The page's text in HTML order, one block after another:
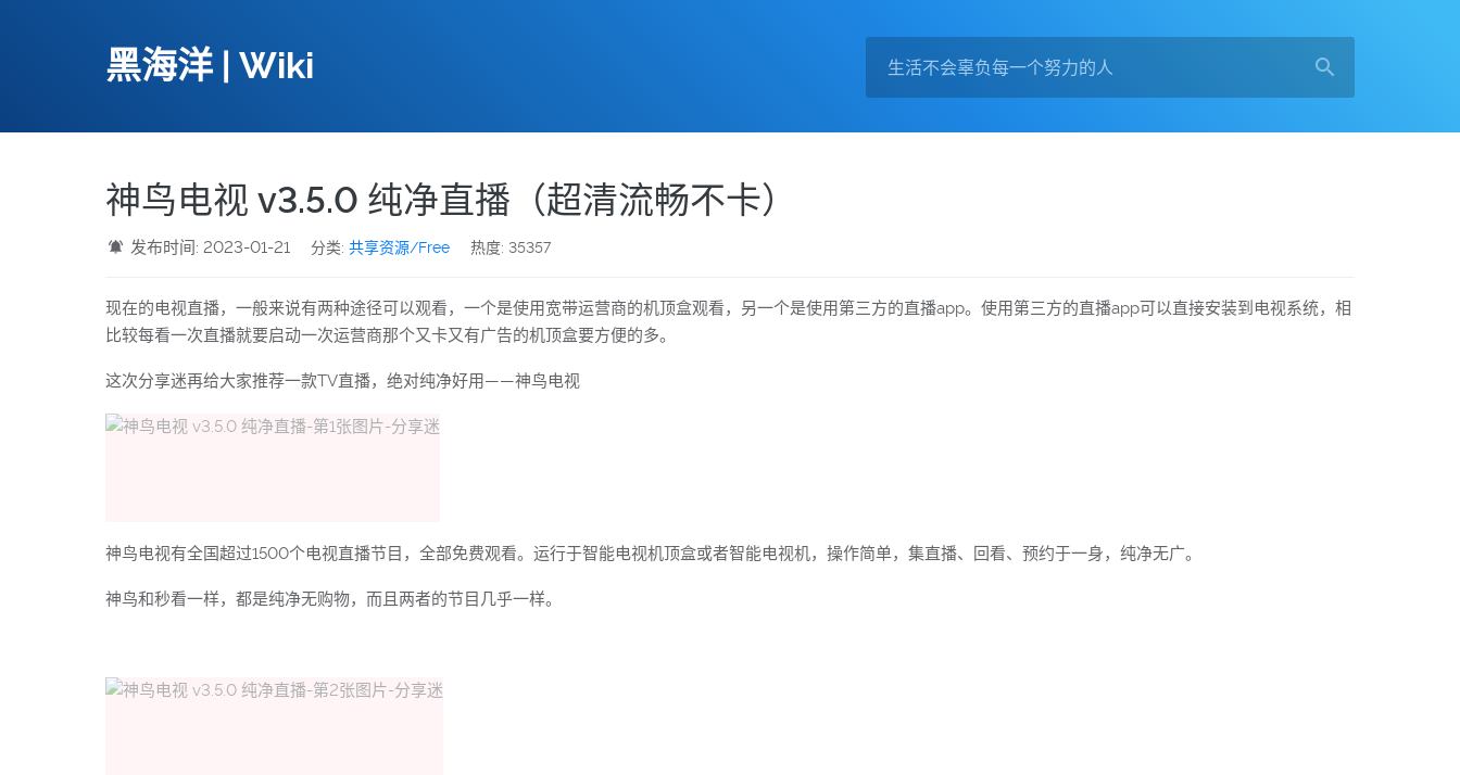
黑海洋 | Wiki
神鸟电视 v3.5.0 纯净直播（超清流畅不卡）
发布时间: 2023-01-21 分类:共享资源/Free 热度: 35357
现在的电视直播，一般来说有两种途径可以观看，一个是使用宽带运营商的机顶盒观看，另一个是使用第三方的直播app。使用第三方的直播app可以直接安装到电视系统，相
比较每看一次直播就要启动一次运营商那个又卡又有广告的机顶盒要方便的多。
这次分享迷再给大家推荐一款TV直播，绝对纯净好用——神鸟电视
神鸟电视有全国超过1500个电视直播节目，全部免费观看。运行于智能电视机顶盒或者智能电视机，操作简单，集直播、回看、预约于一身，纯净无广。
神鸟和秒看一样，都是纯净无购物，而且两者的节目几乎一样。